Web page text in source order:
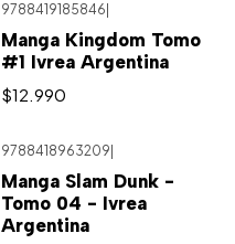
9788419185846
Manga Kingdom Tomo
#1 Ivrea Argentina
$12.990
9788418963209|
Manga Slam Dunk -
Tomo 04 - Ivrea
Argentina